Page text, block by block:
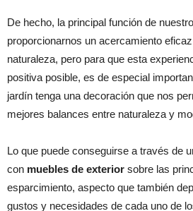
De hecho, la principal función de
proporcionarnos un acercamiento
naturaleza, pero para que esta
positiva posible, es de especial
jardín tenga una decoración que nos
mejores balances entre naturaleza y
Lo que puede conseguirse a través de
con muebles de exterior sobre las
esparcimiento, aspecto que también
gustos y necesidades de cada uno de